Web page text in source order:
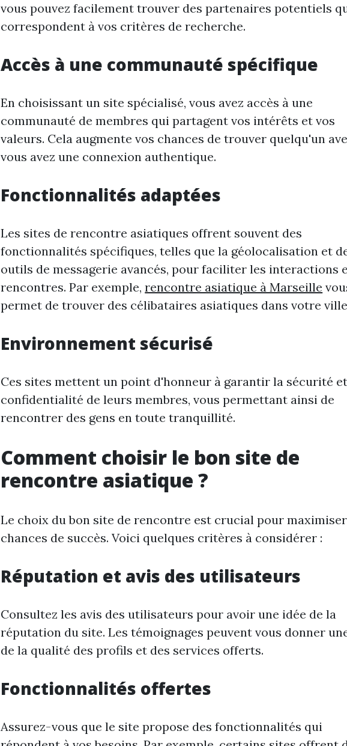
vous pouvez facilement trouver des partenaires potentiels
correspondent à vos critères de recherche.
Accès à une communauté spécifique
En choisissant un site spécialisé, vous avez accès à une
communauté de membres qui partagent vos intérêts et vos
valeurs. Cela augmente vos chances de trouver quelqu'un
vous avez une connexion authentique.
Fonctionnalités adaptées
Les sites de rencontre asiatiques offrent souvent des
fonctionnalités spécifiques, telles que la géolocalisation et
outils de messagerie avancés, pour faciliter les interactions
rencontres. Par exemple,rencontre asiatique à Marseille
permet de trouver des célibataires asiatiques dans votre
Environnement sécurisé
Ces sites mettent un point d'honneur à garantir la sécurité
confidentialité de leurs membres, vous permettant ainsi de
rencontrer des gens en toute tranquillité.
Comment choisir le bon site de
rencontre asiatique ?
Le choix du bon site de rencontre est crucial pour
chances de succès. Voici quelques critères à considérer :
Réputation et avis des utilisateurs
Consultez les avis des utilisateurs pour avoir une idée de la
réputation du site. Les témoignages peuvent vous donner
de la qualité des profils et des services offerts.
Fonctionnalités offertes
Assurez-vous que le site propose des fonctionnalités qui